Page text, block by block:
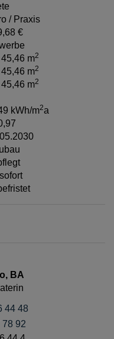
/ Praxis
€
m2
m2
m2
kWh/m2a
BA
44 48
78 92